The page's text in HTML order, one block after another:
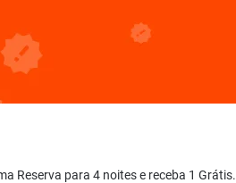
Reserva para 4 noites e receba 1 Grátis.